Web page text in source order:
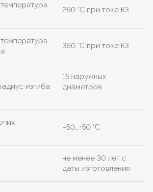
250 °C при токе КЗ
350 °C при токе КЗ
изгиба
15 наружных
диаметров
−50…+50 °C
не менее 30 лет с
даты изготовления